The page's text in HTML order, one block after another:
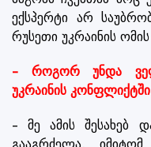
ექსპერტი არ
რუსეთი უკრაინის
– როგორ უნდა
უკრაინის
– მე ამის შესახებ